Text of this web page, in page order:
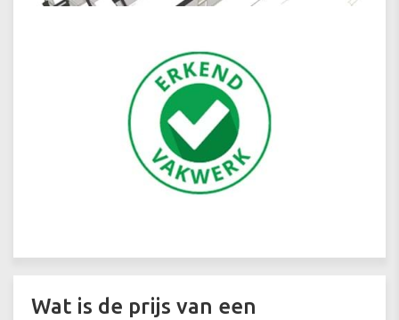
Wat is de prijs van een